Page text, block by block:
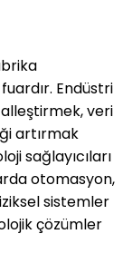
Endüstri
veri
artırmak
sağlayıcıları
otomasyon,
sistemler
çözümler